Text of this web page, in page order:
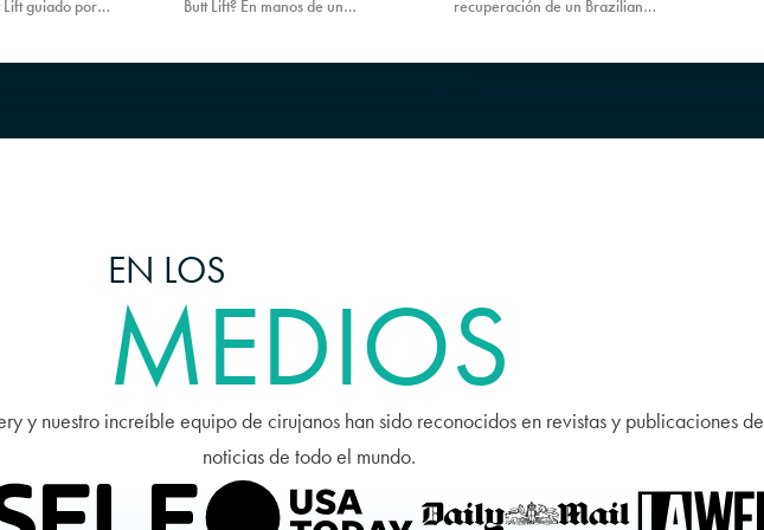
guiado por
Butt Lift? En manos de un
¡Programa una consulta con
recuperación de un Brazilian
para mayor comodidad y lo que
EN LOS
MEDIOS
y nuestro increíble equipo de cirujanos han sido reconocidos en revistas y publicaciones de
noticias de todo el mundo.